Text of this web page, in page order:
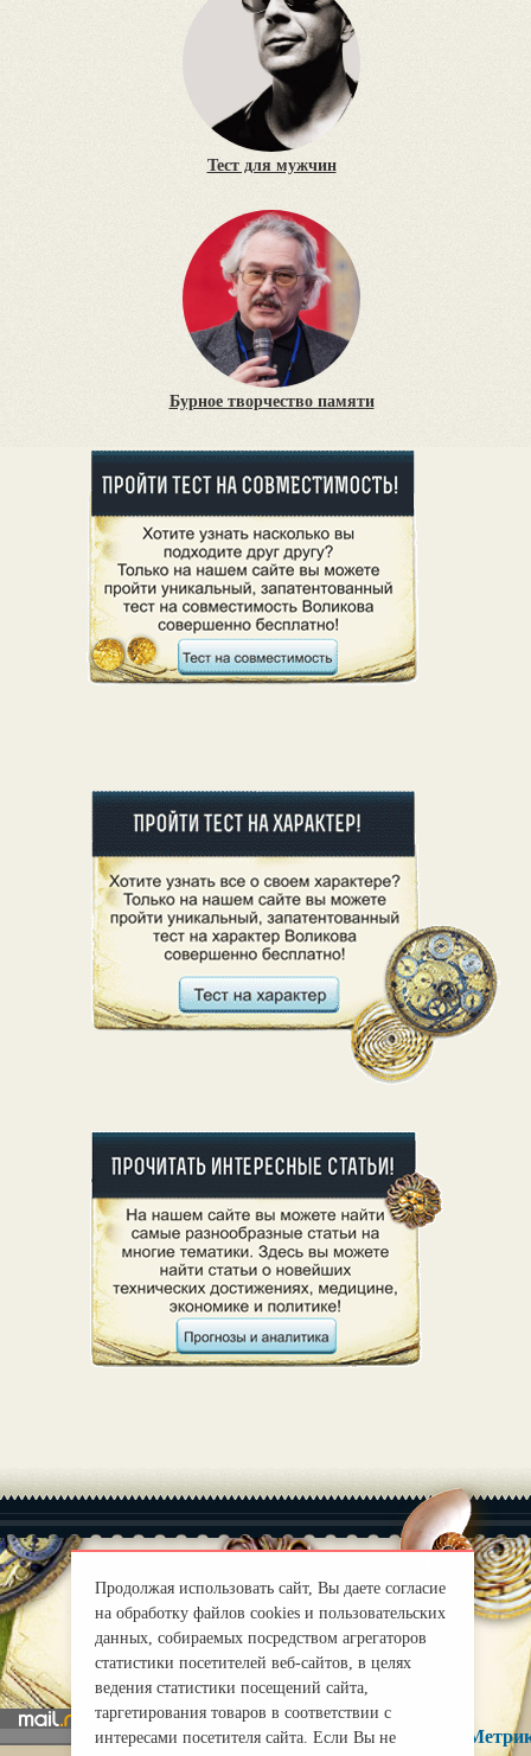
Тест для мужчин
Бурное творчество памяти
О нас |
Правила
mirprognoz@mail.ru
Продолжая использовать сайт, Вы даете согласие
на обработку файлов cookies и пользовательских
данных, собираемых посредством агрегаторов
статистики посетителей веб-сайтов, в целях
ведения статистики посещений сайта,
таргетирования товаров в соответствии с
интересами посетителя сайта. Если Вы не